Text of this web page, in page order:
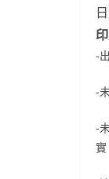
-
-
-
實